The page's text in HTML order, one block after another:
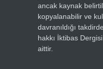
ancak kaynak
kopyalanabilir ve
davranıldığı
hakkı İktibas
aittir.